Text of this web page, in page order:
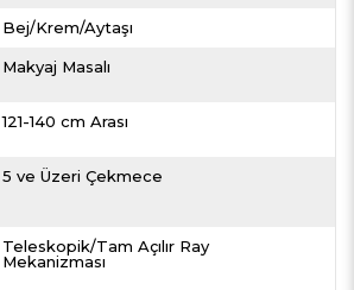
Bej/Krem/Aytaşı
Makyaj Masalı
121-140 cm Arası
5 ve Üzeri Çekmece
Teleskopik/Tam Açılır Ray
Mekanizması